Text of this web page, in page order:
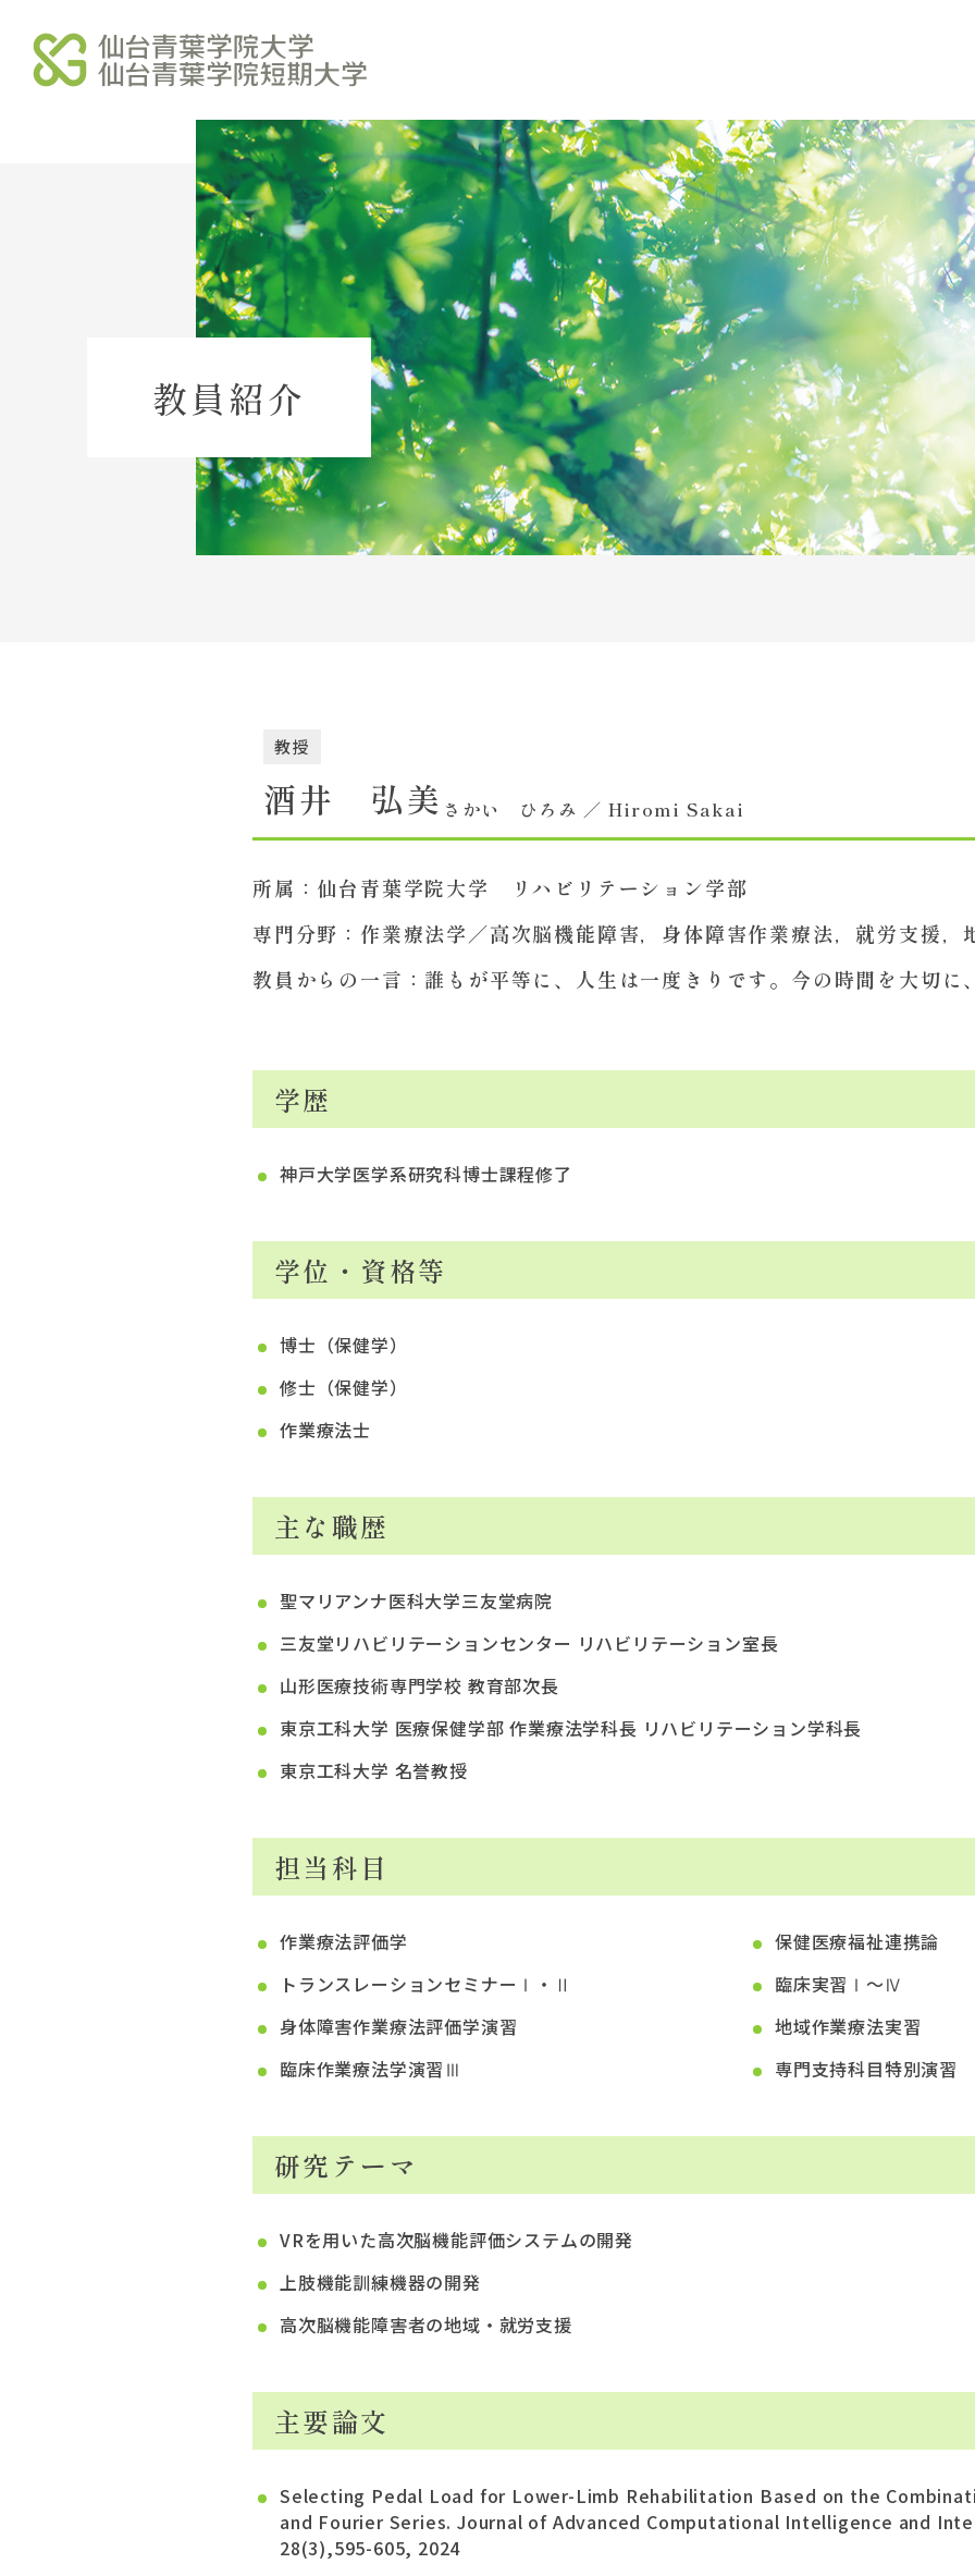
オープンキャンパス アクセス
学校法人北杜学園
北杜学園 総合サイト
北杜学園 総合案内
北杜学園 事業・財務報告
北杜学園 諸規程
北杜学園 役員等名簿
Topics
大学概要
大学概要
学長挨拶
学長エッセイ
情報公開
社会連携・公開講座
宮城県 高大連携事業
アクセス
北杜学園
仙台青
仙台青葉
仙台医療
仙台大
仙台工
仙台デザ
教員紹介
教授
酒井 弘美 さかい ひろみ ／ Hiromi Sakai
所属： 仙台青葉学院大学 リハビリテーション学部
専門分野： 作業療法学／高次脳機能障害，身体障害作業療法，就労支援
教員からの一言： 誰もが平等に、人生は一度きりです。今の時間を大切に
学歴
神戸大学医学系研究科博士課程修了
学位・資格等
博士（保健学）
修士（保健学）
作業療法士
主な職歴
聖マリアンナ医科大学三友堂病院
三友堂リハビリテーションセンター リハビリテーション室長
山形医療技術専門学校 教育部次長
東京工科大学 医療保健学部 作業療法学科長 リハビリテーション学科長
東京工科大学 名誉教授
担当科目
作業療法評価学
トランスレーションセミナーⅠ・Ⅱ
身体障害作業療法評価学演習
臨床作業療法学演習Ⅲ
保健医療福祉連携論
臨床実習Ⅰ～Ⅳ
地域作業療法実習
専門支持科目特別演習
研究テーマ
VRを用いた高次脳機能評価システムの開発
上肢機能訓練機器の開発
高次脳機能障害者の地域・就労支援
主要論文
Selecting Pedal Load for Lower-Limb Rehabilitation Based on the
and Fourier Series. Journal of Advanced Computational Intelligence and
28(3),595-605, 2024